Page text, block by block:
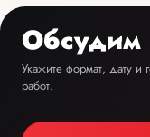
Обсудим
Укажите формат, дату
работ.